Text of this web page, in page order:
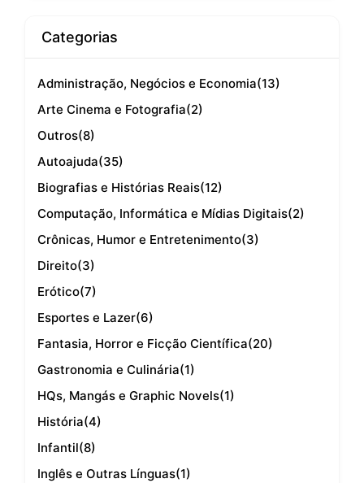
Categorias
Administração, Negócios e Economia(13)
Arte Cinema e Fotografia(2)
Outros(8)
Autoajuda(35)
Biografias e Histórias Reais(12)
Computação, Informática e Mídias Digitais(2)
Crônicas, Humor e Entretenimento(3)
Direito(3)
Erótico(7)
Esportes e Lazer(6)
Fantasia, Horror e Ficção Científica(20)
Gastronomia e Culinária(1)
HQs, Mangás e Graphic Novels(1)
História(4)
Infantil(8)
Inglês e Outras Línguas(1)